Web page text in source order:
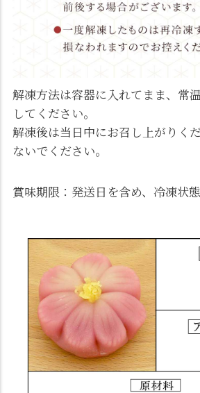
解凍方法は容器に入れてまま、常
してください。
解凍後は当日中にお召し上がりく
ないでください。
賞味期限：発送日を含め、冷凍状